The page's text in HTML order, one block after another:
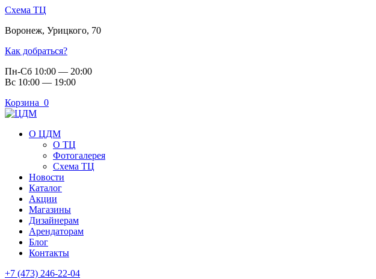
Схема ТЦ
Воронеж, Урицкого, 70
Как добраться?
Пн-Сб 10:00 — 20:00
Вс 10:00 — 19:00
Корзина 0
О ЦДМ
О ТЦ
Фотогалерея
Схема ТЦ
Новости
Каталог
Акции
Магазины
Дизайнерам
Арендаторам
Блог
Контакты
+7 (473) 246-22-04